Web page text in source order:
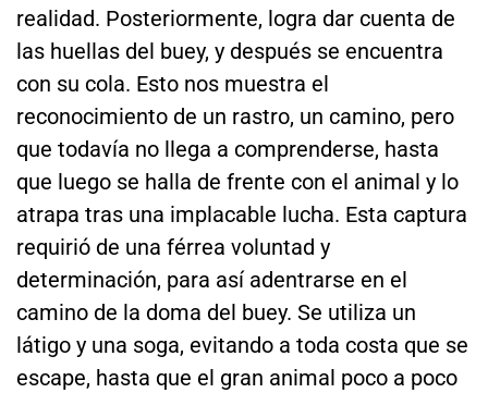
realidad. Posteriormente, logra dar cuenta de
las huellas del buey, y después se encuentra
con su cola. Esto nos muestra el
reconocimiento de un rastro, un camino, pero
que todavía no llega a comprenderse, hasta
que luego se halla de frente con el animal y lo
atrapa tras una implacable lucha. Esta captura
requirió de una férrea voluntad y
determinación, para así adentrarse en el
camino de la doma del buey. Se utiliza un
látigo y una soga, evitando a toda costa que se
escape, hasta que el gran animal poco a poco